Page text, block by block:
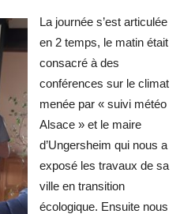
La journée s’est articulée
en 2 temps, le matin était
consacré à des
conférences sur le climat
menée par « suivi météo
Alsace » et le maire
d’Ungersheim qui nous a
exposé les travaux de sa
ville en transition
écologique. Ensuite nous